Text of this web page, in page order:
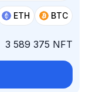
ETH BTC
3 589 375 NFT